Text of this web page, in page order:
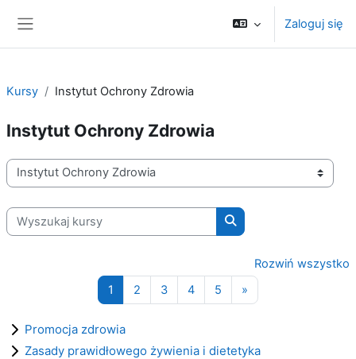
Zaloguj się
Kursy Instytut Ochrony Zdrowia
Instytut Ochrony Zdrowia
Kategorie kursów
Wyszukaj kursy
Wyszukaj kursy
Rozwiń wszystko
1 Strona 1
2 Strona 2
3Strona 3
4Strona 4
5 Strona 5
»
Promocja zdrowia
Zasady prawidłowego żywienia i dietetyka